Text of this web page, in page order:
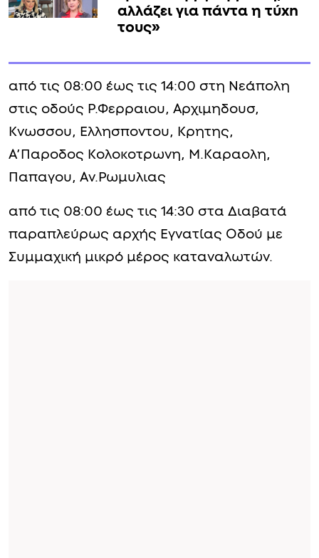
αλλάζει για πάντα η τύxn
τους»
από τις 08:00 έως τις 14:00 στη Νεάπολη
στις οδούς Ρ.Φερραιου, Αρχιμηδουσ,
Κνωσσου, Ελλησποντου, Κρητης,
Α’Παροδος Κολοκοτρωνη, Μ.Καραολη,
Παπαγου, Αν.Ρωμυλιας
από τις 08:00 έως τις 14:30 στα Διαβατά
παραπλεύρως αρχής Εγνατίας Οδού με
Συμμαχική μικρό μέρος καταναλωτών.